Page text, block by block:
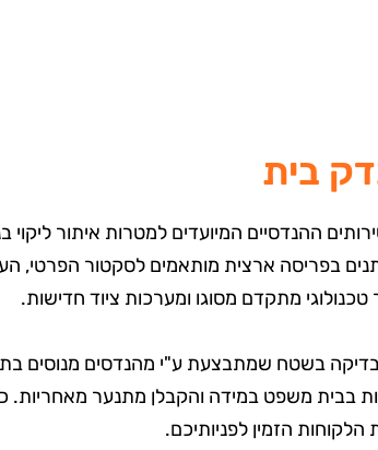
בית
ההנדסיים המיועדים למטרות איתור ליקוי
בפריסה ארצית מותאמים לסקטור הפרטי,
מתקדם מסוגו ומערכות ציוד חדישות.
בשטח שמתבצעת ע"י מהנדסים מנוסים
בבית משפט במידה והקבלן מתנער מאחריות.
הזמין לפניותיכם.